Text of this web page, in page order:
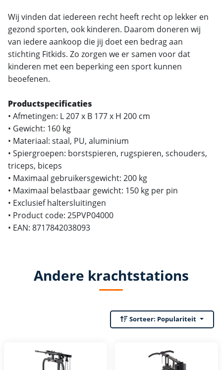
Wij vinden dat iedereen recht heeft recht op lekker en
gezond sporten, ook kinderen. Daarom doneren wij
van iedere aankoop die jij doet een bedrag aan
stichting Fitkids. Zo zorgen we er samen voor dat
kinderen met een beperking een sport kunnen
beoefenen.
Productspecificaties
• Afmetingen: L 207 x B 177 x H 200 cm
• Gewicht: 160 kg
• Materiaal: staal, PU, aluminium
• Spiergroepen: borstspieren, rugspieren, schouders,
triceps, biceps
• Maximaal gebruikersgewicht: 200 kg
• Maximaal belastbaar gewicht: 150 kg per pin
• Exclusief haltersluitingen
• Product code: 25PVP04000
• EAN: 8717842038093
Andere krachtstations
Sorteer: Populariteit